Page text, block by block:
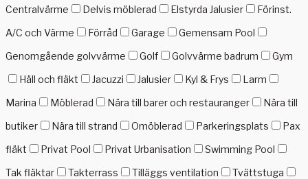
Centralvärme
Delvis möblerad Elstyrda Jalusier
Förinst.
A/C och Värme
Förråd Garage
Gemensam Pool
Genomgående golvvärme
Golf Golvvärme badrum
Gym
Häll och fläkt
Jacuzzi Jalusier Kyl & Frys
Larm
Marina
Möblerad Nära till barer och restauranger
Nära till
butiker
Nära till strand Omöblerad Parkeringsplats
Pax
fläkt
Privat Pool Privat Urbanisation
Swimming Pool
Tak fläktar
Takterrass Tilläggs ventilation
Tvättstuga